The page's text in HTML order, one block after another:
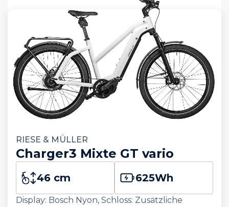
RIESE & MÜLLER
Charger3 Mixte GT vario
46 cm 625Wh
Display: Bosch Nyon, Schloss: Zusätzliche